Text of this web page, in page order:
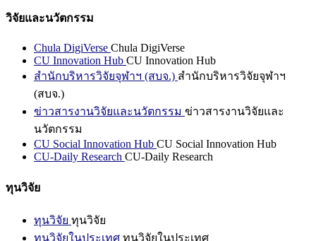
วิจัยและนวัตกรรม
Chula DigiVerse Chula DigiVerse
CU Innovation Hub CU Innovation Hub
สำนักบริหารวิจัยจุฬาฯ (สบจ.) สำนักบริหารวิจัยจุฬาฯ
(สบจ.)
ข่าวสารงานวิจัยและนวัตกรรม ข่าวสารงานวิจัยและ
นวัตกรรม
CU Social Innovation Hub CU Social Innovation Hub
CU-Daily Research CU-Daily Research
ทุนวิจัย
ทุนวิจัย ทุนวิจัย
ทุนวิจัยในประเทศ ทุนวิจัยในประเทศ